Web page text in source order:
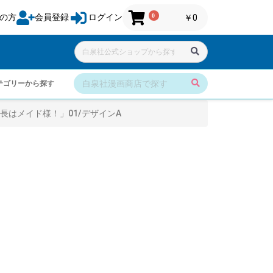
方 会員登録 ログイン 0 ￥0
ゴリーから探す
はメイド様！」01/デザインA